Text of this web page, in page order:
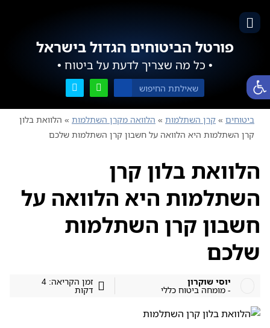
פורטל הביטוחים הגדול בישראל
• כל מה שצריך לדעת על ביטוח •
ביטוחים » קרן השתלמות » הלוואה מקרן השתלמות » הלוואת בלון
קרן השתלמות היא הלוואה על חשבון קרן השתלמות שלכם
הלוואת בלון קרן
השתלמות היא הלוואה על
חשבון קרן השתלמות
שלכם
יוסי שוקרון
- מומחה ביטוח כללי
זמן הקריאה: 4
דקות
פתח סרגל נגישות